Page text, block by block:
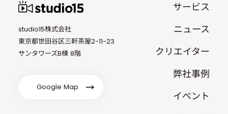
studio15株式会社
東京都世田谷区三軒茶屋2-11-23
サンタワーズB棟 8階
Google Map
サービス
ニュース
クリエイター
弊社事例
イベント